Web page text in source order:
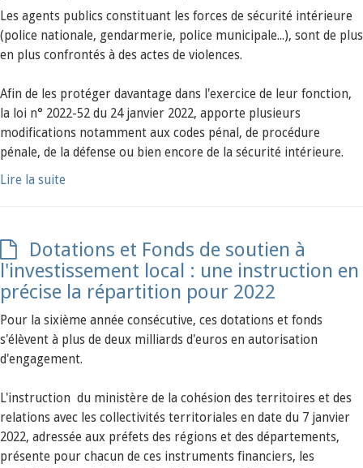
Les agents publics constituant les forces de sécurité intérieure
(police nationale, gendarmerie, police municipale...), sont de plus
en plus confrontés à des actes de violences.
Afin de les protéger davantage dans l'exercice de leur fonction,
la loi n° 2022-52 du 24 janvier 2022, apporte plusieurs
modifications notamment aux codes pénal, de procédure
pénale, de la défense ou bien encore de la sécurité intérieure.
Lire la suite
Dotations et Fonds de soutien à
l'investissement local : une instruction en
précise la répartition pour 2022
Pour la sixième année consécutive, ces dotations et fonds
s'élèvent à plus de deux milliards d'euros en autorisation
d'engagement.
L'instruction du ministère de la cohésion des territoires et des
relations avec les collectivités territoriales en date du 7 janvier
2022, adressée aux préfets des régions et des départements,
présente pour chacun de ces instruments financiers, les